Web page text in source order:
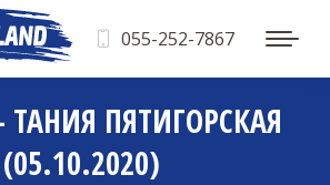
055-252-7867
ТАНИЯ ПЯТИГОРСКАЯ
(05.10.2020)